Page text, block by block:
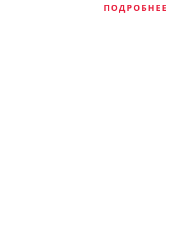
ПОДРОБНЕЕ